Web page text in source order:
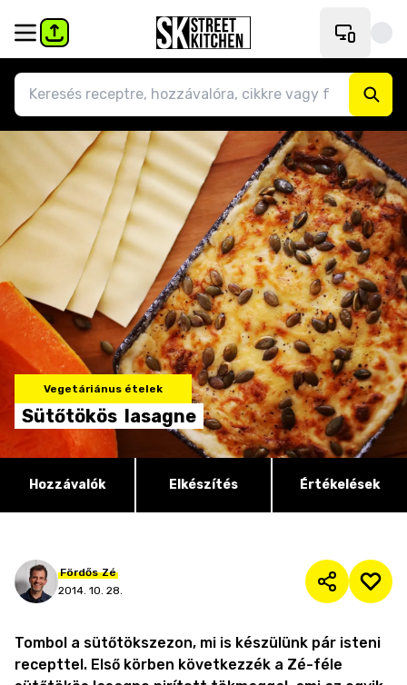
Vegetáriánus ételek
Sütőtökös lasagne
Hozzávalók Elkészítés Értékelések
Fördős Zé
2014. 10. 28.
Tombol a sütőtökszezon, mi is készülünk pár isteni
recepttel. Első körben következzék a Zé-féle